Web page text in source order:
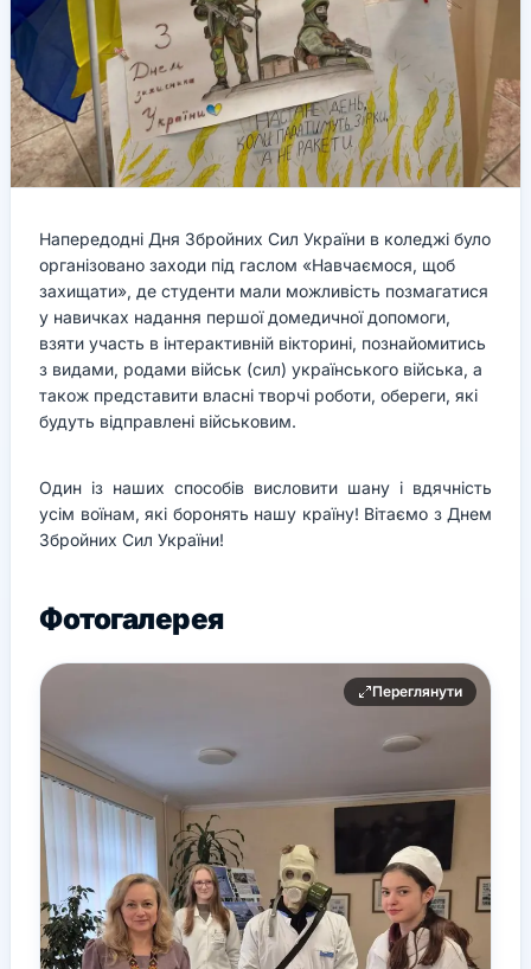
Напередодні Дня Збройних Сил України в коледжі було
організовано заходи під гаслом «Навчаємося, щоб
захищати», де студенти мали можливість позмагатися
у навичках надання першої домедичної допомоги,
взяти участь в інтерактивній вікторині, познайомитись
з видами, родами військ (сил) українського війська, а
також представити власні творчі роботи, обереги, які
будуть відправлені військовим.
Один із наших способів висловити шану і вдячність
усім воїнам, які боронять нашу країну! Вітаємо з Днем
Збройних Сил України!
Фотогалерея
Переглянути